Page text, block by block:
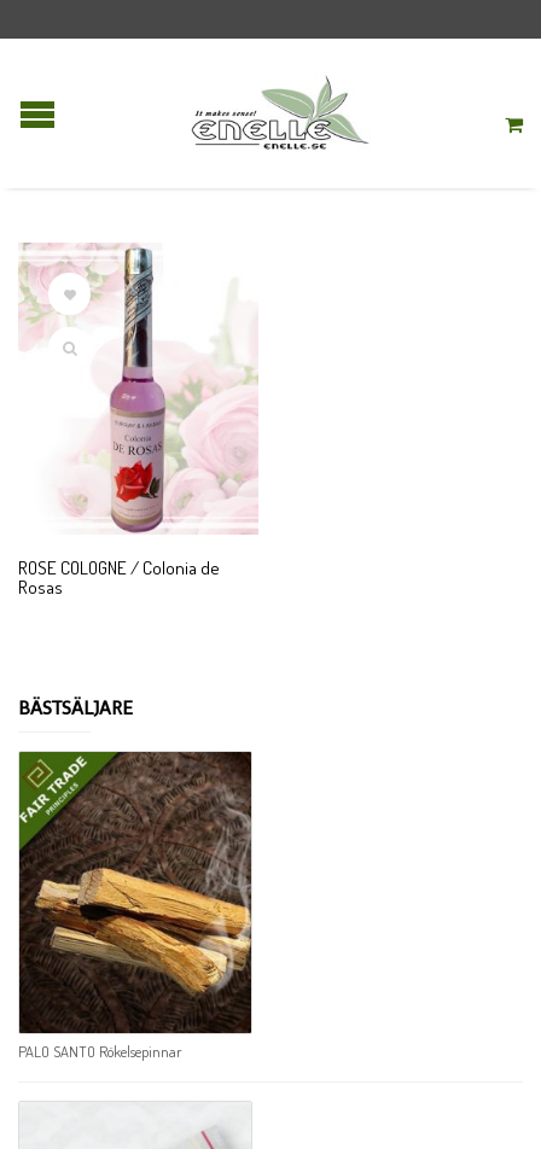
ROSE COLOGNE / Colonia de
Rosas
BÄSTSÄLJARE
PALO SANTO Rökelsepinnar